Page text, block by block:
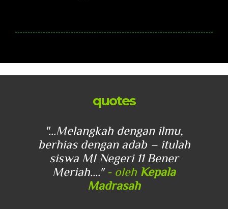
quotes
"...Melangkah dengan ilmu,
berhias dengan adab – itulah
siswa MI Negeri 11 Bener
Meriah...." - oleh Kepala
Madrasah